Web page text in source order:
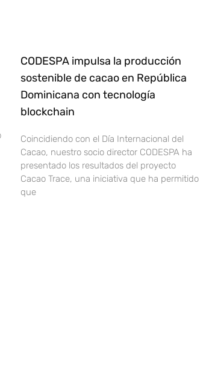
CODESPA impulsa la producción
sostenible de cacao en República
Dominicana con tecnología
blockchain
Coincidiendo con el Día Internacional del
Cacao, nuestro socio director CODESPA ha
presentado los resultados del proyecto
Cacao Trace, una iniciativa que ha permitido
que